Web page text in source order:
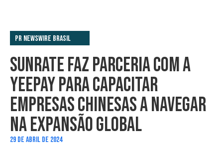
PR Newswire Brasil
SUNRATE FAZ PARCERIA COM A
YEEPAY PARA CAPACITAR
EMPRESAS CHINESAS A NAVEGAR
NA EXPANSÃO GLOBAL
29 DE ABRIL DE 2024